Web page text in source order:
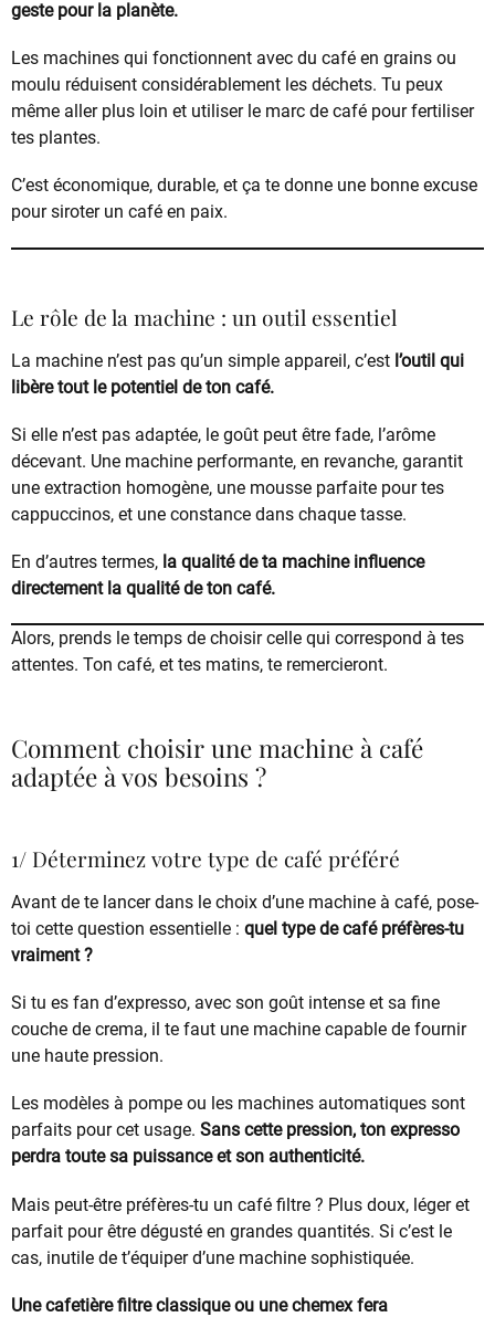
geste pour la planète.
Les machines qui fonctionnent avec du café en grains ou
moulu réduisent considérablement les déchets. Tu peux
même aller plus loin et utiliser le marc de café pour fertiliser
tes plantes.
C’est économique, durable, et ça te donne une bonne excuse
pour siroter un café en paix.
Le rôle de la machine : un outil essentiel
La machine n’est pas qu’un simple appareil, c’est l’outil qui
libère tout le potentiel de ton café.
Si elle n’est pas adaptée, le goût peut être fade, l’arôme
décevant. Une machine performante, en revanche, garantit
une extraction homogène, une mousse parfaite pour tes
cappuccinos, et une constance dans chaque tasse.
En d’autres termes, la qualité de ta machine influence
directement la qualité de ton café.
Alors, prends le temps de choisir celle qui correspond à tes
attentes. Ton café, et tes matins, te remercieront.
Comment choisir une machine à café
adaptée à vos besoins ?
1/ Déterminez votre type de café préféré
Avant de te lancer dans le choix d’une machine à café, pose-
toi cette question essentielle : quel type de café préfères-tu
vraiment ?
Si tu es fan d’expresso, avec son goût intense et sa fine
couche de crema, il te faut une machine capable de fournir
une haute pression.
Les modèles à pompe ou les machines automatiques sont
parfaits pour cet usage. Sans cette pression, ton expresso
perdra toute sa puissance et son authenticité.
Mais peut-être préfères-tu un café filtre ? Plus doux, léger et
parfait pour être dégusté en grandes quantités. Si c’est le
cas, inutile de t’équiper d’une machine sophistiquée.
Une cafetière filtre classique ou une chemex fera